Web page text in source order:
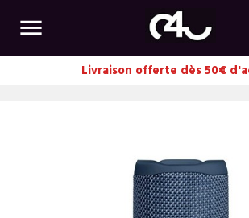

Livraison offerte dès 50€